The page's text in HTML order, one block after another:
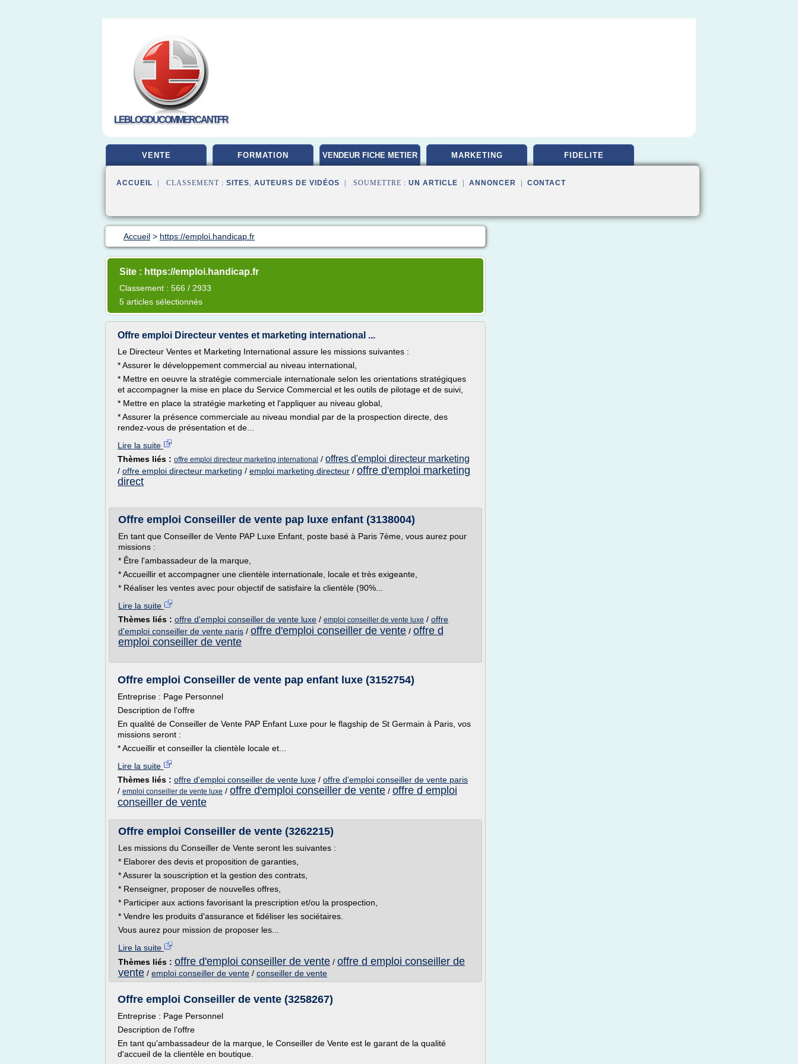
LEBLOGDUCOMMERCANT.FR
VENTE FORMATION VENDEUR FICHE METIER MARKETING FIDELITE
ACCUEIL | CLASSEMENT : SITES, AUTEURS DE VIDÉOS | SOUMETTRE : UN ARTICLE ANNONCER CONTACT
Accueil > https://emploi.handicap.fr
Site : https://emploi.handicap.fr
Classement : 566 / 2933
5 articles sélectionnés
Offre emploi Directeur ventes et marketing international ...
Le Directeur Ventes et Marketing International assure les missions suivantes :
* Assurer le développement commercial au niveau international,
* Mettre en oeuvre la stratégie commerciale internationale selon les orientations stratégiques
et accompagner la mise en place du Service Commercial et les outils de pilotage et de suivi,
* Mettre en place la stratégie marketing et l'appliquer au niveau global,
* Assurer la présence commerciale au niveau mondial par de la prospection directe, des
rendez-vous de présentation et de...
Lire la suite
Thèmes liés : offre emploi directeur marketing international / offres d'emploi directeur marketing
/ offre emploi directeur marketing / emploi marketing directeur / offre d'emploi marketing
direct
Offre emploi Conseiller de vente pap luxe enfant (3138004)
En tant que Conseiller de Vente PAP Luxe Enfant, poste basé à Paris 7ème, vous aurez pour
missions :
* Être l'ambassadeur de la marque,
* Accueillir et accompagner une clientèle internationale, locale et très exigeante,
* Réaliser les ventes avec pour objectif de satisfaire la clientèle (90%...
Lire la suite
Thèmes liés : offre d'emploi conseiller de vente luxe / emploi conseiller de vente luxe / offre
d'emploi conseiller de vente paris / offre d'emploi conseiller de vente / offre d
emploi conseiller de vente
Offre emploi Conseiller de vente pap enfant luxe (3152754)
Entreprise : Page Personnel
Description de l'offre
En qualité de Conseiller de Vente PAP Enfant Luxe pour le flagship de St Germain à Paris, vos
missions seront :
* Accueillir et conseiller la clientèle locale et...
Lire la suite
Thèmes liés : offre d'emploi conseiller de vente luxe / offre d'emploi conseiller de vente paris
/ emploi conseiller de vente luxe / offre d'emploi conseiller de vente / offre d emploi
conseiller de vente
Offre emploi Conseiller de vente (3262215)
Les missions du Conseiller de Vente seront les suivantes :
* Elaborer des devis et proposition de garanties,
* Assurer la souscription et la gestion des contrats,
* Renseigner, proposer de nouvelles offres,
* Participer aux actions favorisant la prescription et/ou la prospection,
* Vendre les produits d'assurance et fidéliser les sociétaires.
Vous aurez pour mission de proposer les...
Lire la suite
Thèmes liés : offre d'emploi conseiller de vente / offre d emploi conseiller de
vente / emploi conseiller de vente / conseiller de vente
Offre emploi Conseiller de vente (3258267)
Entreprise : Page Personnel
Description de l'offre
En tant qu'ambassadeur de la marque, le Conseiller de Vente est le garant de la qualité
d'accueil de la clientèle en boutique.